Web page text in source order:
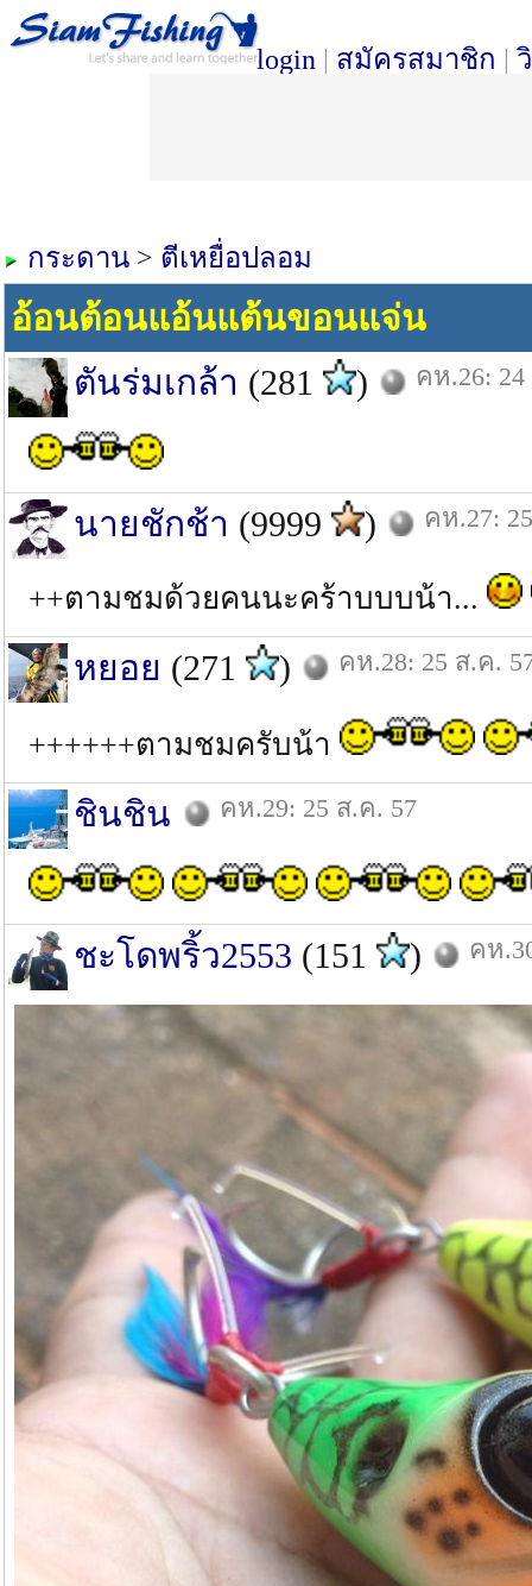
login | สมัครสมาชิก |
กระดาน > ตีเหยื่อปลอม
อ้อนต้อนแอ้นแต้นขอนแจ่น
ตันร่มเกล้า (281 ) คห.26:
นายชักช้า (9999 ) คห.27:
++ตามชมด้วยคนนะคร้าบบบน้า...
หยอย (271 ) คห.28: 25 ส.ค.
++++++ตามชมครับน้า
ชินชิน คห.29: 25 ส.ค. 57
ชะโดพริ้ว2553 (151 ) คห